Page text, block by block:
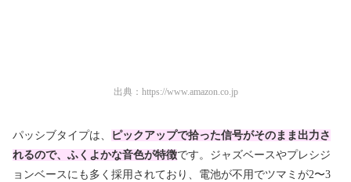
出典： https://www.amazon.co.jp
パッシブタイプは、
ピックアップで拾った信号がそのまま出力さ
れるので、ふくよかな音色が特徴です。ジャズベースやプレシジ
ョンベースにも多く採用されており、電池が不用でツマミが2〜3